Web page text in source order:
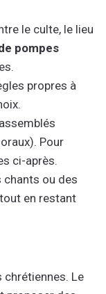
le culte, le lieu
pompes
propres à
Pour
ci-après.
chants ou des
en restant
chrétiennes. Le